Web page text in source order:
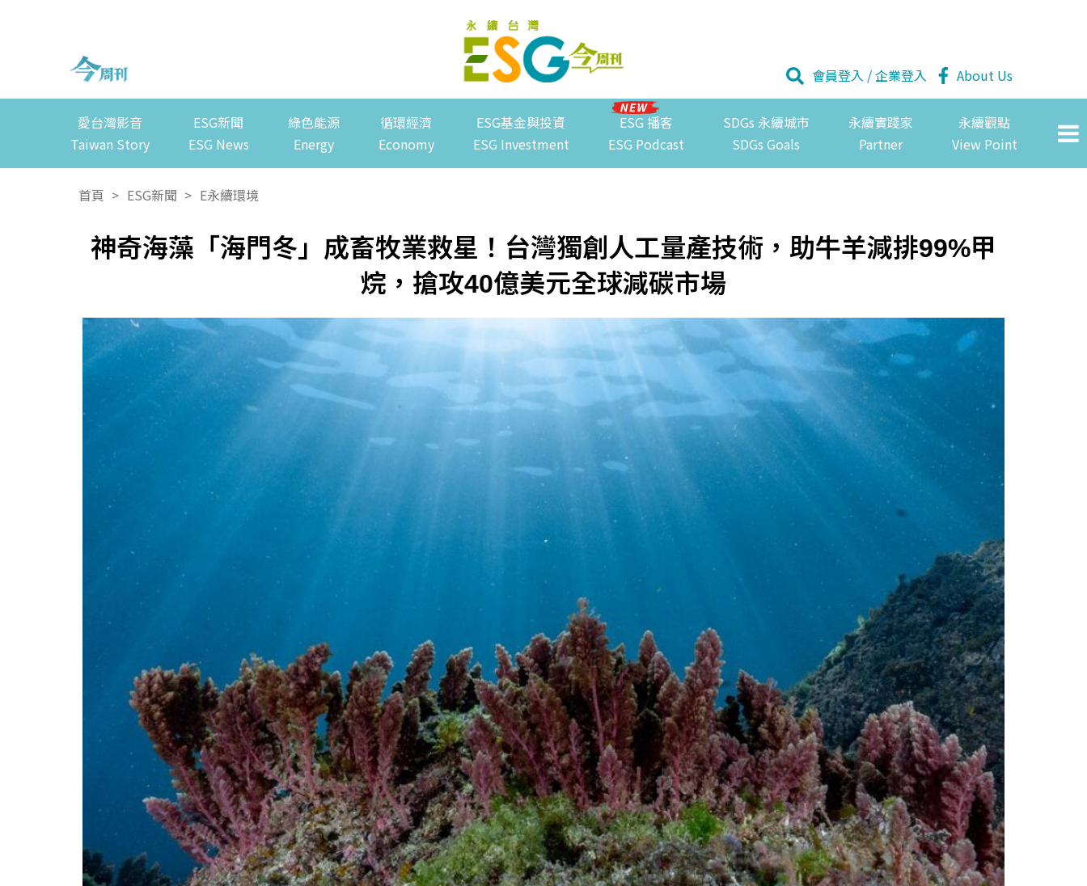
會員登入 /企業登入 About Us
愛台灣影音
Taiwan Story
ESG新聞
ESG News
綠色能源
Energy
循環經濟
Economy
ESG基金與投資
ESG Investment
ESG 播客
ESG Podcast
SDGs 永續城市
SDGs Goals
永續實踐家
Partner
永續觀點
View Point
首頁 > ESG新聞 > E永續環境
神奇海藻「海門冬」成畜牧業救星！台灣獨創人工量產技術，助牛羊減排99%甲
烷，搶攻40億美元全球減碳市場